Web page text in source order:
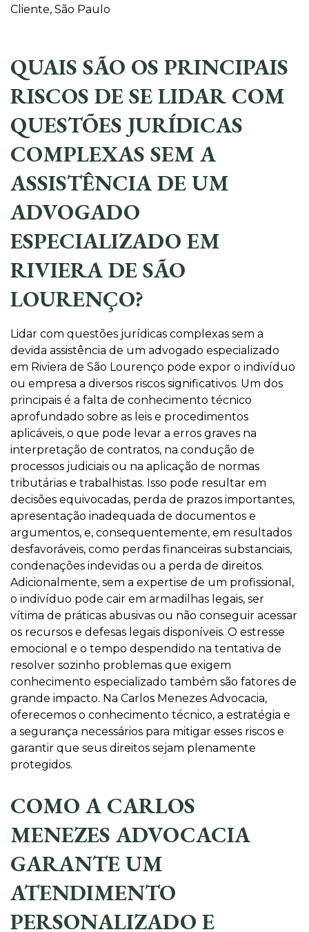
Cliente, São Paulo
QUAIS SÃO OS PRINCIPAIS
RISCOS DE SE LIDAR COM
QUESTÕES JURÍDICAS
COMPLEXAS SEM A
ASSISTÊNCIA DE UM
ADVOGADO
ESPECIALIZADO EM
RIVIERA DE SÃO
LOURENÇO?
Lidar com questões jurídicas complexas sem a
devida assistência de um advogado especializado
em Riviera de São Lourenço pode expor o indivíduo
ou empresa a diversos riscos significativos. Um dos
principais é a falta de conhecimento técnico
aprofundado sobre as leis e procedimentos
aplicáveis, o que pode levar a erros graves na
interpretação de contratos, na condução de
processos judiciais ou na aplicação de normas
tributárias e trabalhistas. Isso pode resultar em
decisões equivocadas, perda de prazos importantes,
apresentação inadequada de documentos e
argumentos, e, consequentemente, em resultados
desfavoráveis, como perdas financeiras substanciais,
condenações indevidas ou a perda de direitos.
Adicionalmente, sem a expertise de um profissional,
o indivíduo pode cair em armadilhas legais, ser
vítima de práticas abusivas ou não conseguir acessar
os recursos e defesas legais disponíveis. O estresse
emocional e o tempo despendido na tentativa de
resolver sozinho problemas que exigem
conhecimento especializado também são fatores de
grande impacto. Na Carlos Menezes Advocacia,
oferecemos o conhecimento técnico, a estratégia e
a segurança necessários para mitigar esses riscos e
garantir que seus direitos sejam plenamente
protegidos.
COMO A CARLOS
MENEZES ADVOCACIA
GARANTE UM
ATENDIMENTO
PERSONALIZADO E